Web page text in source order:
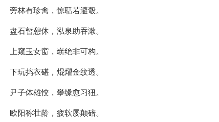
旁林有珍禽，惊聒若避彀。
盘石暂憩休，泓泉助吞漱。
上窥玉女窗，崭绝非可构。
下玩捣衣碪，焜燿金纹透。
尹子体雄恔，攀缘愈习狃。
欧阳称壮龄，疲软屡颠碚。